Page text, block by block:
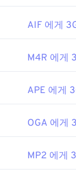
wiki/WebM
예입니다. 모바일
AIF 에게
M4R 에게
APE 에게
OGA 에게
MP2 에게